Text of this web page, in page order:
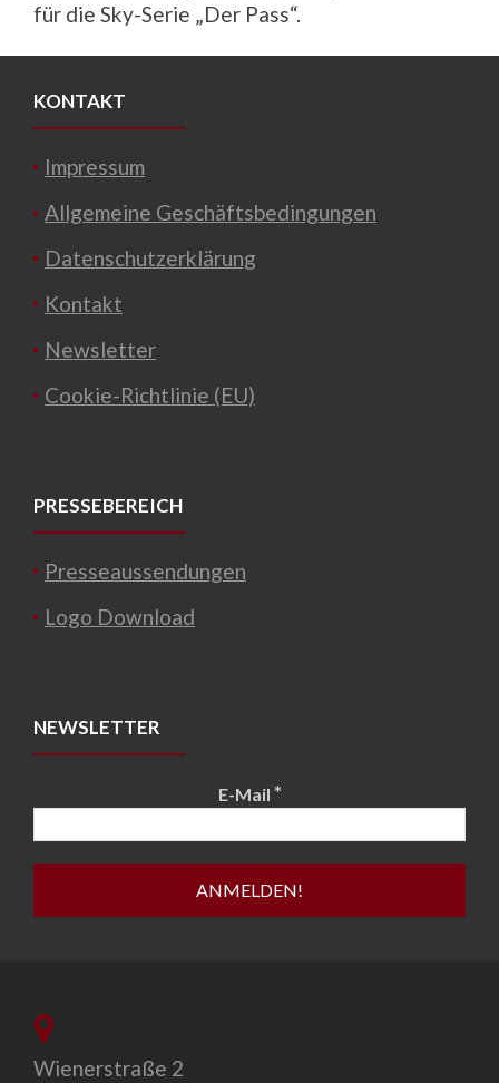
für die Sky-Serie „Der Pass“.
KONTAKT
Impressum
Allgemeine Geschäftsbedingungen
Datenschutzerklärung
Kontakt
Newsletter
Cookie-Richtlinie (EU)
PRESSEBEREICH
Presseaussendungen
Logo Download
NEWSLETTER
E-Mail *
Wienerstraße 2